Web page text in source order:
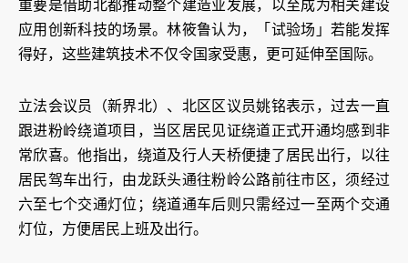
重要是借助北都推动整个建造业发展，以至成为相关建设
应用创新科技的场景。林筱鲁认为，「试验场」若能发挥
得好，这些建筑技术不仅令国家受惠，更可延伸至国际。
立法会议员（新界北）、北区区议员姚铭表示，过去一直
跟进粉岭绕道项目，当区居民见证绕道正式开通均感到非
常欣喜。他指出，绕道及行人天桥便捷了居民出行，以往
居民驾车出行，由龙跃头通往粉岭公路前往市区，须经过
六至七个交通灯位；绕道通车后则只需经过一至两个交通
灯位，方便居民上班及出行。